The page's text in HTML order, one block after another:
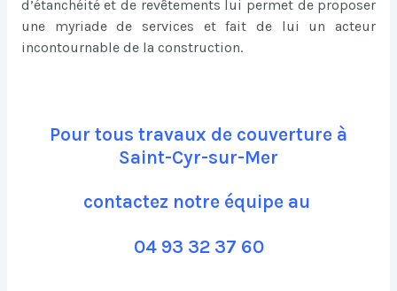
d’étanchéité et de revêtements lui permet de proposer
une myriade de services et fait de lui un acteur
incontournable de la construction.
Pour tous travaux de couverture à
Saint-Cyr-sur-Mer
contactez notre équipe au
04 93 32 37 60